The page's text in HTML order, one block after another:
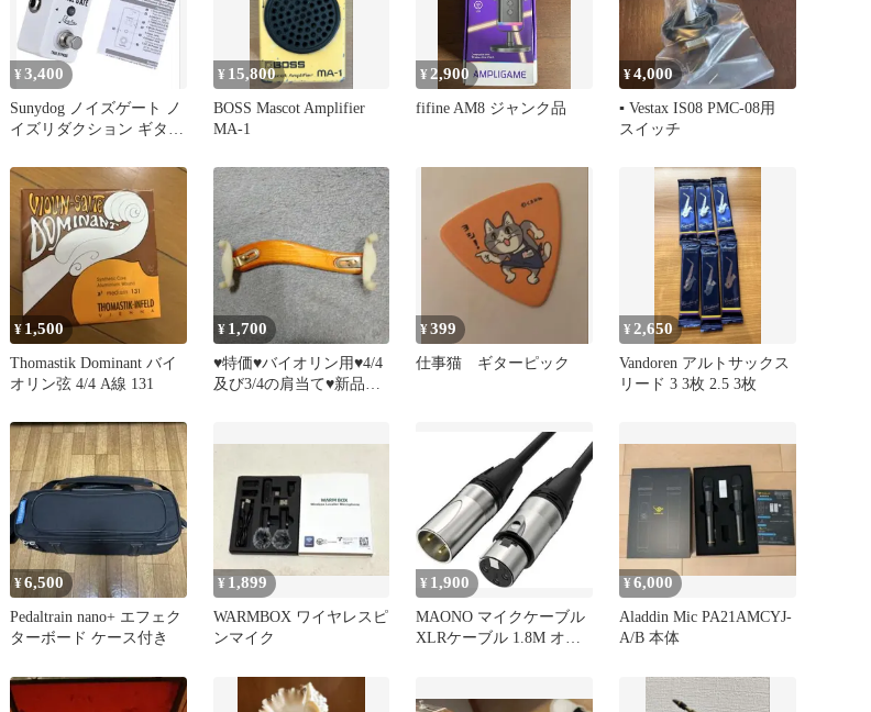
¥3,400
Sunydog ノイズゲート ノ
イズリダクション ギター
¥ 15,800
BOSS Mascot Amplifier
MA-1
¥ 2,900
fifine AM8 ジャンク品
¥4,000
▪️ Vestax IS08 PMC-08用
スイッチ
¥ 1,500
Thomastik Dominant バイ
オリン弦 4/4 A線 131
¥ 1,700
♥特価♥バイオリン用♥4/4
及び3/4の肩当て♥新品未
¥399
仕事猫 ギターピック
¥ 2,650
Vandoren アルトサックス
リード 3 3枚 2.5 3枚
¥6,500
Pedaltrain nano+ エフェク
ターボード ケース付き
¥ 1,899
WARMBOX ワイヤレスピ
ンマイク
¥ 1,900
MAONO マイクケーブル
XLRケーブル 1.8M オス-
¥6,000
Aladdin Mic PA21AMCYJ-
A/B 本体